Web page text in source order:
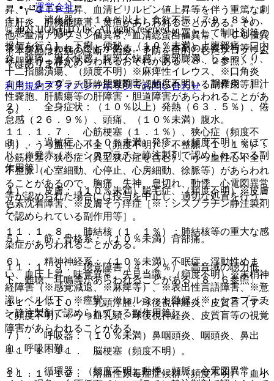
１）． 消化器：（１０％以上）食欲不振（７９．８％）、
＊悪心・＊嘔吐（７６．０％）［＊：処置として制吐剤等の
投与を行う］、下痢、便秘、（１０％未満）上腹部痛、口内
炎、腹痛、胃不快感、腹部不快感、腹部膨満、しゃっくり、
十二指腸潰瘍、（頻度不明）※麻痺性イレウス、※口角炎
［※：シスプラチン静注製剤で認められている副作用等］。
２）． 全身症状：（１０％以上）発熱（６３．５％）、倦
怠感（２６．９％）、頭痛、（１０％未満）腹水。
３）． 過敏症：（１０％未満）発疹、（頻度不明）※ほて
り、※発赤［※：シスプラチン静注製剤で認められている副
作用等］。
４）． 皮膚：（１０％未満）脱毛症、（頻度不明）※皮膚
色素沈着障害、※皮膚そう痒症［※：シスプラチン静注製剤
で認められている副作用等］。
５）． 筋・骨格系：（１０％未満）背部痛。
６）． 精神神経系：（１０％未満）不眠症、浮動性めま
い、血圧上昇、味覚異常、失見当識、（頻度不明）※末梢神
経障害（※感覚減退、※麻痺等）、※表出性言語障害、※意
識レベル低下、※痙攣、※レルミット徴候［※：シスプラチ
ン静注製剤で認められている副作用等］。
７）． 呼吸器：（１０％未満）鼻咽頭炎、咽頭炎、鼻出
血、呼吸困難。
８）． 循環器：（頻度不明）動悸、頻脈、心電図異常、レ
昇、γ−ＧＴＰ上昇、血清ビリルビン値上昇等を伴う重篤な劇
症肝炎、肝機能障害、黄疸があらわれることがある。その
他、血清アルブミン値異常、血清総蛋白値異常、ＩＣＧ値異
常等があらわれることがある。また、本剤の反復投与等によ
り胆汁うっ滞があらわれるおそれがある〔８．２参照〕。
１１．１．６． 肝・胆道障害（頻度不明）：胆嚢炎、胆汁
性嚢胞、肝膿瘍等の肝障害・胆道障害があらわれることがあ
る。
１１．１．７． 心筋梗塞（１．１％）、狭心症（頻度不
明）、うっ血性心不全（頻度不明）、不整脈（１．１％）：
心筋梗塞、狭心症（異型狭心症を含む）、うっ血性心不全、
不整脈（心室細動、心停止、心房細動、徐脈等）があらわれ
ることがあるので、胸痛、失神、息切れ、動悸、心電図異常
等が認められた場合には投与を中止し、適切な処置を行うこ
と。
１１．１．８． 肺結核（１．１％）：肺結核等の重大な感
染症があらわれることがある。
１１．１．９． 聴覚障害（４．２％）：高音域の聴力低
下、難聴、耳鳴等があらわれることがある〔８．６参照〕。
１１．１．１０． 乳頭浮腫、球後視神経炎、皮質盲（すべ
て頻度不明）：うっ血乳頭、球後視神経炎、皮質盲等の視覚
障害があらわれることがある。
１１．１．１１． 脳梗塞（頻度不明）。
１１．１．１２． 溶血性尿毒症症候群（頻度不明）：血小
運営会社
© 2021 HOKUTO Inc. All rights reserved.
※本製品は疾病の診断・治療・予防を目的としたプログラム
ではありません。
利用規約プライバシーポリシーお問い合わせ